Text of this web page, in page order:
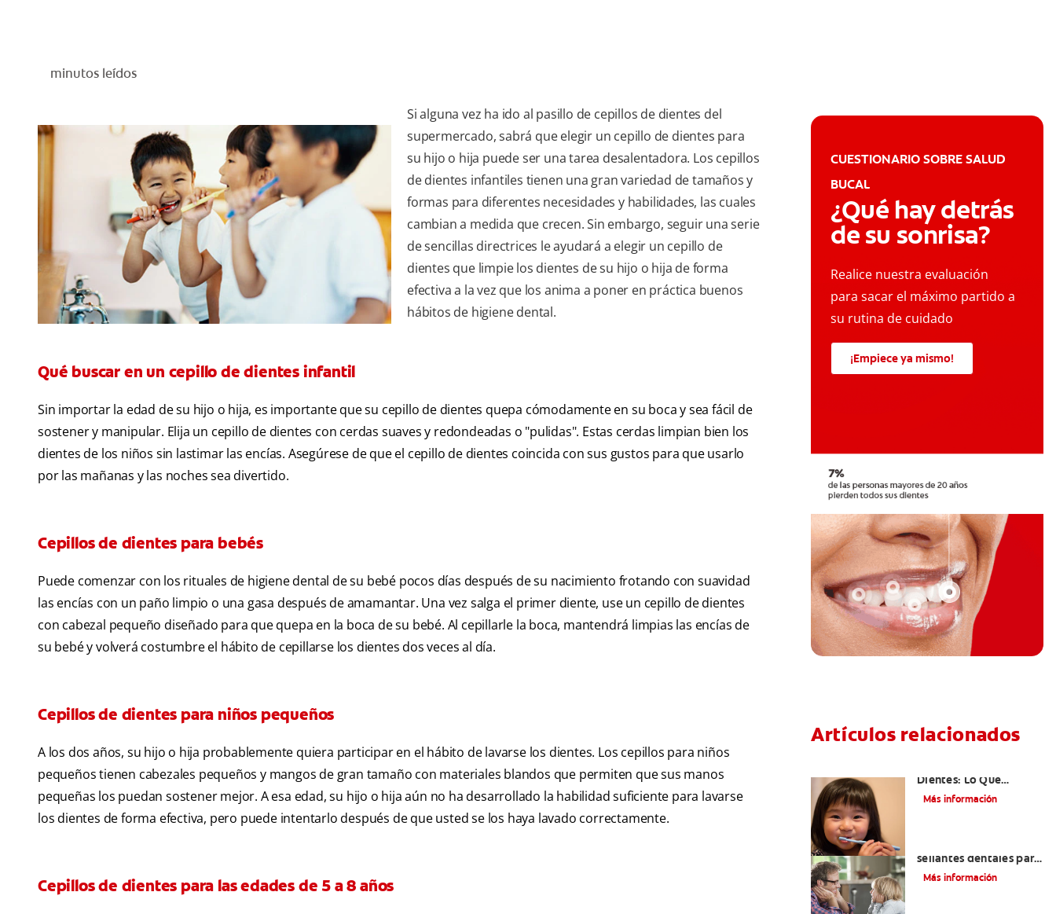
minutos leídos
Si alguna vez ha ido al pasillo de cepillos de dientes del
supermercado, sabrá que elegir un cepillo de dientes para
su hijo o hija puede ser una tarea desalentadora. Los cepillos
de dientes infantiles tienen una gran variedad de tamaños y
formas para diferentes necesidades y habilidades, las cuales
cambian a medida que crecen. Sin embargo, seguir una serie
de sencillas directrices le ayudará a elegir un cepillo de
dientes que limpie los dientes de su hijo o hija de forma
efectiva a la vez que los anima a poner en práctica buenos
hábitos de higiene dental.
Qué buscar en un cepillo de dientes infantil
Sin importar la edad de su hijo o hija, es importante que su cepillo de dientes quepa cómodamente en su boca y sea fácil de
sostener y manipular. Elija un cepillo de dientes con cerdas suaves y redondeadas o "pulidas". Estas cerdas limpian bien los
dientes de los niños sin lastimar las encías. Asegúrese de que el cepillo de dientes coincida con sus gustos para que usarlo
por las mañanas y las noches sea divertido.
Cepillos de dientes para bebés
Puede comenzar con los rituales de higiene dental de su bebé pocos días después de su nacimiento frotando con suavidad
las encías con un paño limpio o una gasa después de amamantar. Una vez salga el primer diente, use un cepillo de dientes
con cabezal pequeño diseñado para que quepa en la boca de su bebé. Al cepillarle la boca, mantendrá limpias las encías de
su bebé y volverá costumbre el hábito de cepillarse los dientes dos veces al día.
Cepillos de dientes para niños pequeños
A los dos años, su hijo o hija probablemente quiera participar en el hábito de lavarse los dientes. Los cepillos para niños
pequeños tienen cabezales pequeños y mangos de gran tamaño con materiales blandos que permiten que sus manos
pequeñas los puedan sostener mejor. A esa edad, su hijo o hija aún no ha desarrollado la habilidad suficiente para lavarse
los dientes de forma efectiva, pero puede intentarlo después de que usted se los haya lavado correctamente.
Cepillos de dientes para las edades de 5 a 8 años
CUESTIONARIO SOBRE SALUD
BUCAL
¿Qué hay detrás
de su sonrisa?
Realice nuestra evaluación
para sacar el máximo partido a
su rutina de cuidado
¡Empiece ya mismo!
Artículos relacionados
Dientes: Lo Que
Necesita Saber
Más información
sellantes dentales para
niños
Más información